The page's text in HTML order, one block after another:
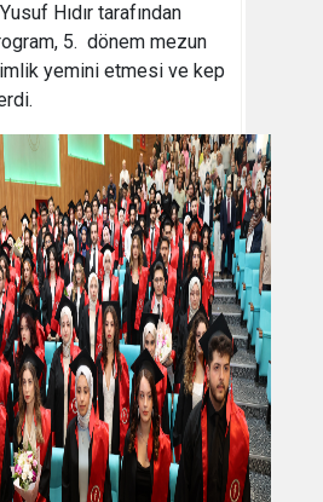
Hıdır tarafından
5. dönem mezun
yemini etmesi ve kep